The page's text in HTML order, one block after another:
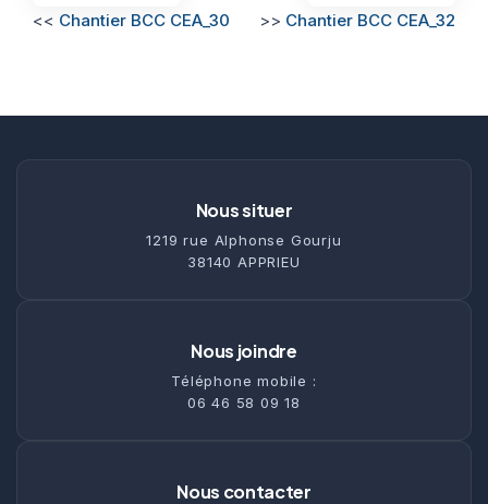
<< Chantier BCC CEA_30 >> Chantier BCC CEA_32
Nous situer
1219 rue Alphonse Gourju
38140 APPRIEU
Nous joindre
Téléphone mobile :
06 46 58 09 18
Nous contacter